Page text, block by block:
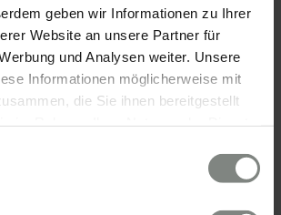
geben wir Informationen zu Ihrer
Website an unsere Partner für
und Analysen weiter. Unsere
Informationen möglicherweise mit
die Sie ihnen bereitgestellt
unsere Webseite weiterhin nutzen.
HEIDELBERG